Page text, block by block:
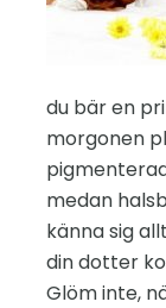
du bär en
morgonen
medan
känna sig
din dotter
Glöm inte,